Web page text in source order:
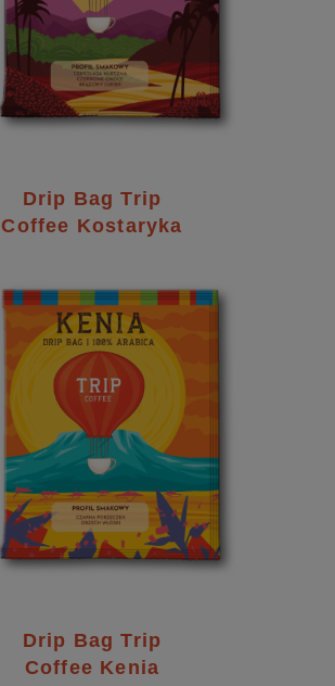
Drip Bag Trip
Coffee Kostaryka
Drip Bag Trip
Coffee Kenia